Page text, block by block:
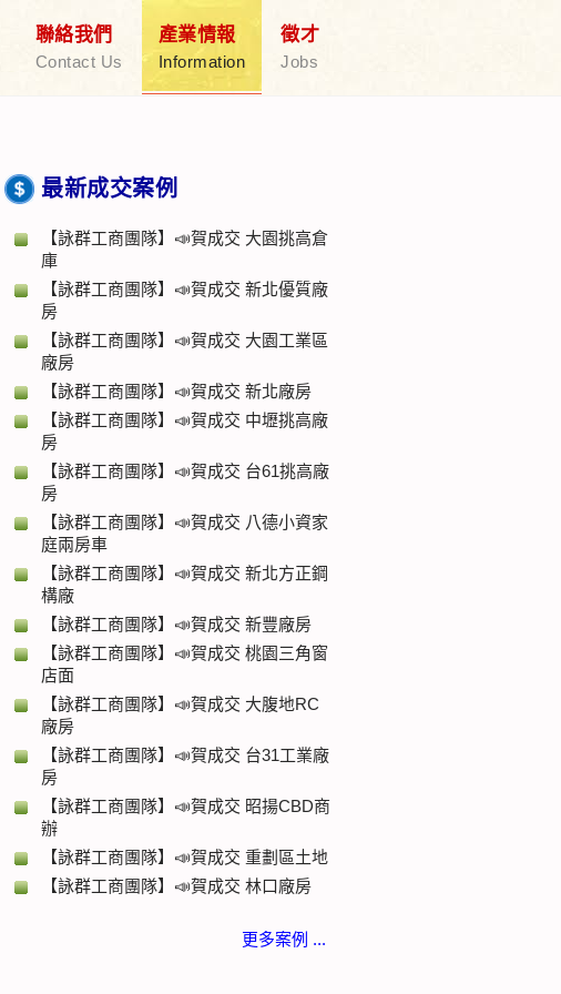
聯絡我們
Contact Us
產業情報
Information
徵才
Jobs
最新成交案例
【詠群工商團隊】📣賀成交 大園挑高倉
庫
【詠群工商團隊】📣賀成交 新北優質廠
房
【詠群工商團隊】📣賀成交 大園工業區
廠房
【詠群工商團隊】📣賀成交 新北廠房
【詠群工商團隊】📣賀成交 中壢挑高廠
房
【詠群工商團隊】📣賀成交 台61挑高廠
房
【詠群工商團隊】📣賀成交 八德小資家
庭兩房車
【詠群工商團隊】📣賀成交 新北方正鋼
構廠
【詠群工商團隊】📣賀成交 新豐廠房
【詠群工商團隊】📣賀成交 桃園三角窗
店面
【詠群工商團隊】📣賀成交 大腹地RC
廠房
【詠群工商團隊】📣賀成交 台31工業廠
房
【詠群工商團隊】📣賀成交 昭揚CBD商
辦
【詠群工商團隊】📣賀成交 重劃區土地
【詠群工商團隊】📣賀成交 林口廠房
更多案例 ...